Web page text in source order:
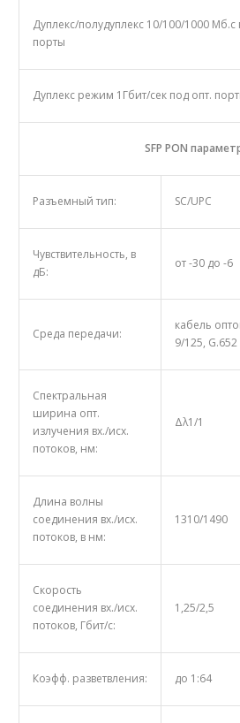
Дуплекс/полудуплекс 10/100/1000 Mб.с
порты
Дуплекс режим 1Гбит/сек под опт.
SFP PON
Разъемный тип: SC/UPC
Чувствительность, в
дБ:
от -30 до -6
Среда передачи:
кабель
9/125, G.652
Спектральная
ширина опт.
излучения вх./исх.
потоков, нм:
Δλ1/1
Длина волны
соединения вх./исх.
потоков, в нм:
1310/1490
Скорость
соединения вх./исх.
потоков, Гбит/с:
1,25/2,5
Коэфф. разветвления: до 1:64